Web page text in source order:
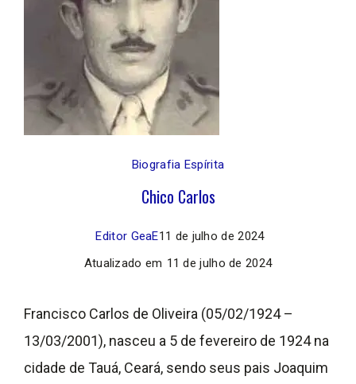
Biografia Espírita
Chico Carlos
Editor GeaE11 de julho de 2024
Atualizado em 11 de julho de 2024
Francisco Carlos de Oliveira (05/02/1924 –
13/03/2001), nasceu a 5 de fevereiro de 1924 na
cidade de Tauá, Ceará, sendo seus pais Joaquim